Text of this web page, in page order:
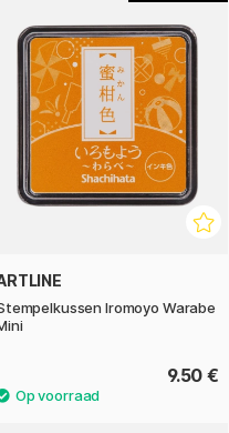
Iromoyo Warabe
9.50 €